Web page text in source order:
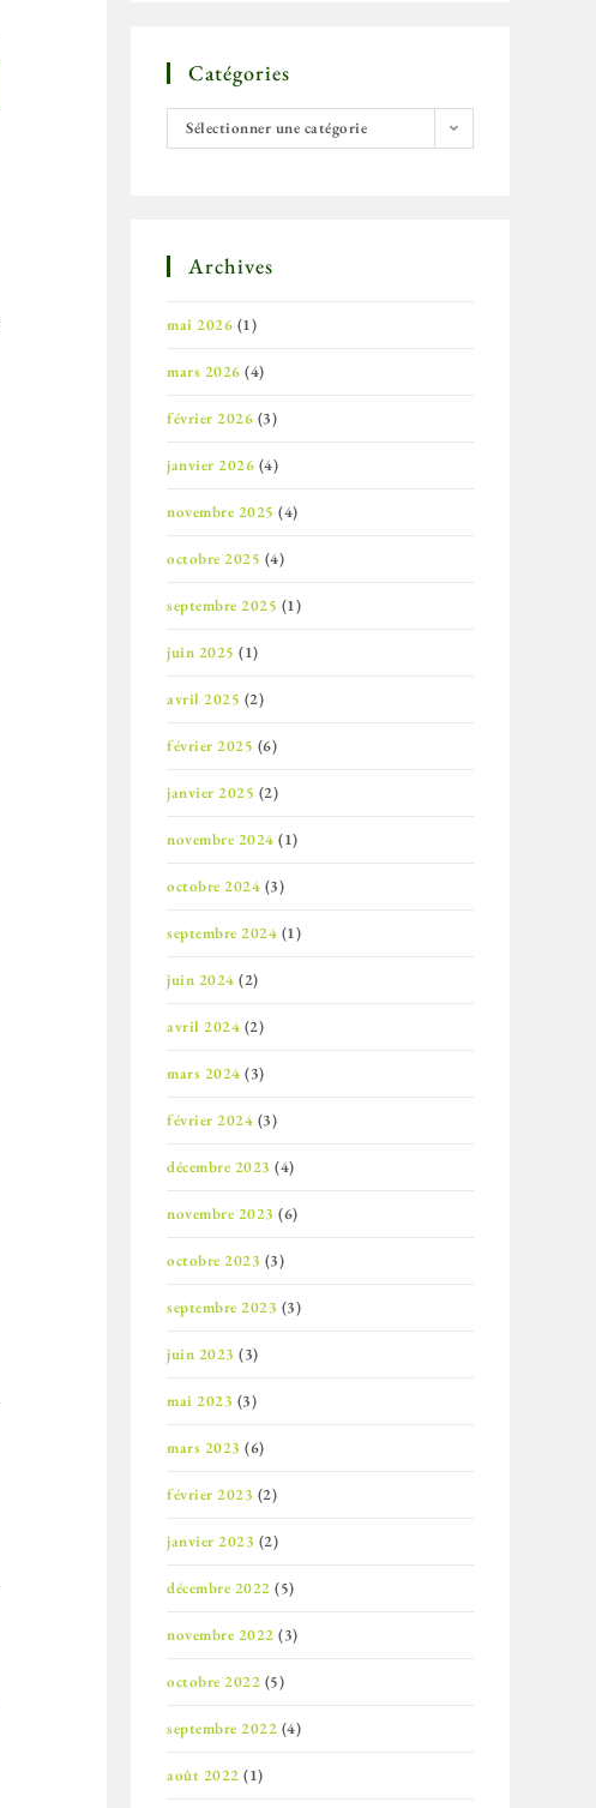
Catégories
Sélectionner une catégorie
Archives
mai 2026 (1)
mars 2026 (4)
février 2026 (3)
janvier 2026 (4)
novembre 2025 (4)
octobre 2025 (4)
septembre 2025 (1)
juin 2025 (1)
avril 2025 (2)
février 2025 (6)
janvier 2025 (2)
novembre 2024 (1)
octobre 2024 (3)
septembre 2024 (1)
juin 2024 (2)
avril 2024 (2)
mars 2024 (3)
février 2024 (3)
décembre 2023 (4)
novembre 2023 (6)
octobre 2023 (3)
septembre 2023 (3)
juin 2023 (3)
mai 2023 (3)
mars 2023 (6)
février 2023 (2)
janvier 2023 (2)
décembre 2022 (5)
novembre 2022 (3)
octobre 2022 (5)
septembre 2022 (4)
août 2022 (1)